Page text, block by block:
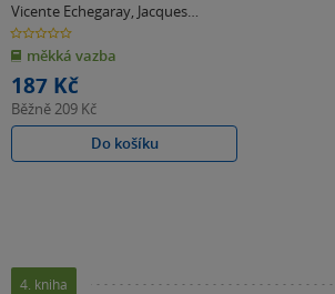
Vicente Echegaray, Jacques
Marseille
0.0
z
5
hvězdiček
měkká vazba
187 Kč
Běžně209 Kč
Do košíku
4. kniha